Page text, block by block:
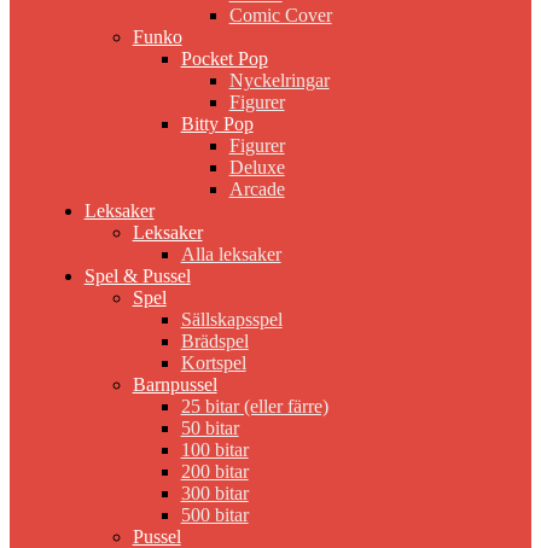
Comic Cover
Funko
Pocket Pop
Nyckelringar
Figurer
Bitty Pop
Figurer
Deluxe
Arcade
Leksaker
Leksaker
Alla leksaker
Spel & Pussel
Spel
Sällskapsspel
Brädspel
Kortspel
Barnpussel
25 bitar (eller färre)
50 bitar
100 bitar
200 bitar
300 bitar
500 bitar
Pussel